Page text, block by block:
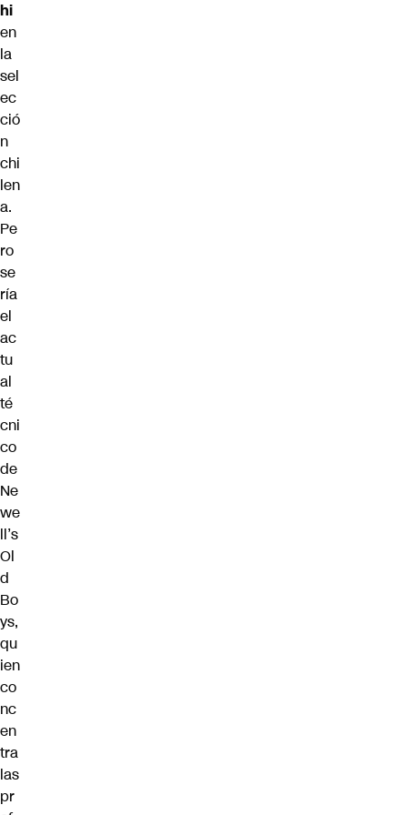
hi
en
la
sel
ec
ció
n
chi
len
a.
Pe
ro
se
ría
el
ac
tu
al
té
cni
co
de
Ne
we
ll’s
Ol
d
Bo
ys,
qu
ien
co
nc
en
tra
las
pr